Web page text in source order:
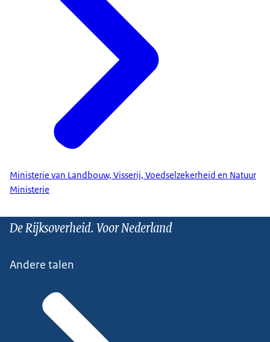
Ministerie van Landbouw, Visserij, Voedselzekerheid en Natuur
Ministerie
De Rijksoverheid. Voor Nederland
Andere talen